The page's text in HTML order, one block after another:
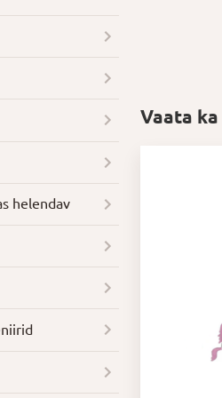
Vaata
helendav